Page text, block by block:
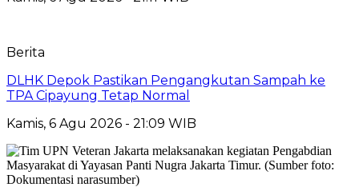
Berita
DLHK Depok Pastikan Pengangkutan Sampah ke
TPA Cipayung Tetap Normal
Kamis, 6 Agu 2026 - 21:09 WIB